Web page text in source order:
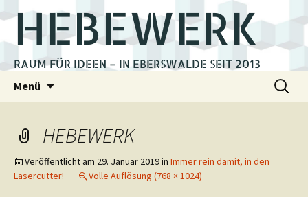
HEBEWERK
RAUM FÜR IDEEN – IN EBERSWALDE SEIT 2013
Menü
Suchen
nach:
HEBEWERK
Veröffentlicht am 29. Januar 2019in Immer rein damit, in den
Lasercutter!
Volle Auflösung (768 × 1024)